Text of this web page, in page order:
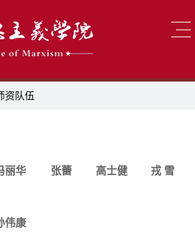
资队伍
丽华 张蕾 高士健 戎 雪
伟康